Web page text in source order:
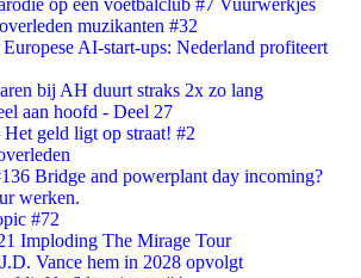
op een voetbalclub #7 Vuurwerkjes
muzikanten #32
AI-start-ups: Nederland profiteert
bij AH duurt straks 2x zo lang
aan hoofd - Deel 27
geld ligt op straat! #2
Bridge and powerplant day incoming?
werken.
#72
Imploding The Mirage Tour
Vance hem in 2028 opvolgt